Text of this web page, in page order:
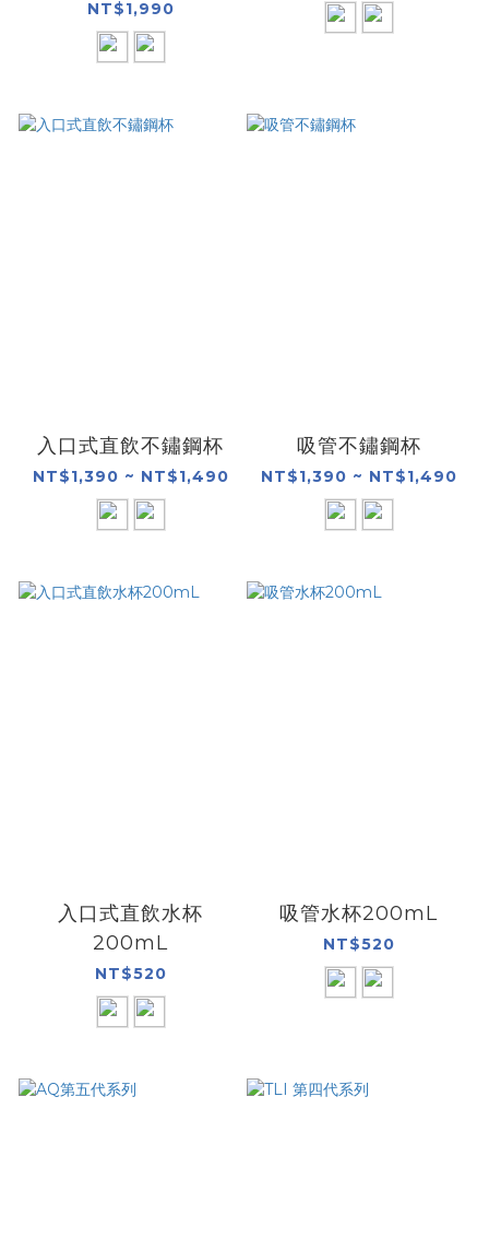
NT$1,990
入口式直飲不鏽鋼杯
NT$1,390 ~ NT$1,490
吸管不鏽鋼杯
NT$1,390 ~ NT$1,490
入口式直飲水杯
200mL
NT$520
吸管水杯200mL
NT$520